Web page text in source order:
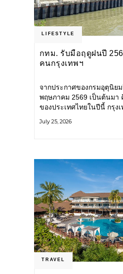
LIFESTYLE
กทม. รับมือฤดูฝนปี
คนกรุงเทพฯ
จากประกาศของกรมอุตุนิย
พฤษภาคม 2569 เป็นต้นมา
ของประเทศไทยในปีนี้ กรุง
โครงสร้างพื้นฐาน
July 25, 2026
TRAVEL